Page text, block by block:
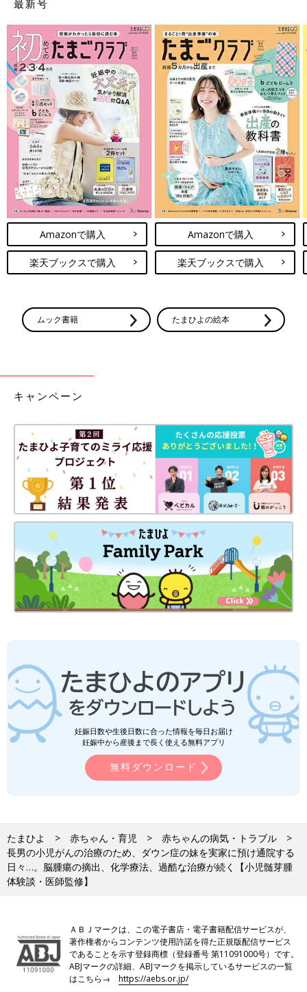
最新号
Amazonで購入
楽天ブックスで購入
Amazonで購入
楽天ブックスで購入
ムック書籍 たまひよの絵本
キャンペーン
妊娠日数や生後日数に合った情報を毎日お届け
妊娠中から産後まで長く使える無料アプリ
無料ダウンロード
たまひよ 赤ちゃん・育児
赤ちゃんの病気・トラブル
長男の小児がんの治療のため、ダウン症の妹を実家に預け通院する
日々…。脳腫瘍の摘出、化学療法、過酷な治療が続く【小児髄芽腫
体験談・医師監修】
ＡＢＪマークは、この電子書店・電子書籍配信サービスが、
著作権者からコンテンツ使用許諾を得た正規版配信サービス
であることを示す登録商標（登録番号 第11091000号）です。
ABJマークの詳細、ABJマークを掲示しているサービスの一覧
はこちら→https://aebs.or.jp/